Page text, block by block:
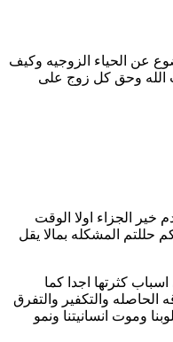
الزوجيه وكيف
وحق كل زوج على
اولا الوقت
المشكله بمالا يقل
كثرتها اجدا كما
والتكفير والتفرق
انسانيتنا ونمو